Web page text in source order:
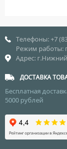
Телефоны: +7
Режим работы:
Адрес:
ДОСТАВКА
Бесплатная
5000 рублей